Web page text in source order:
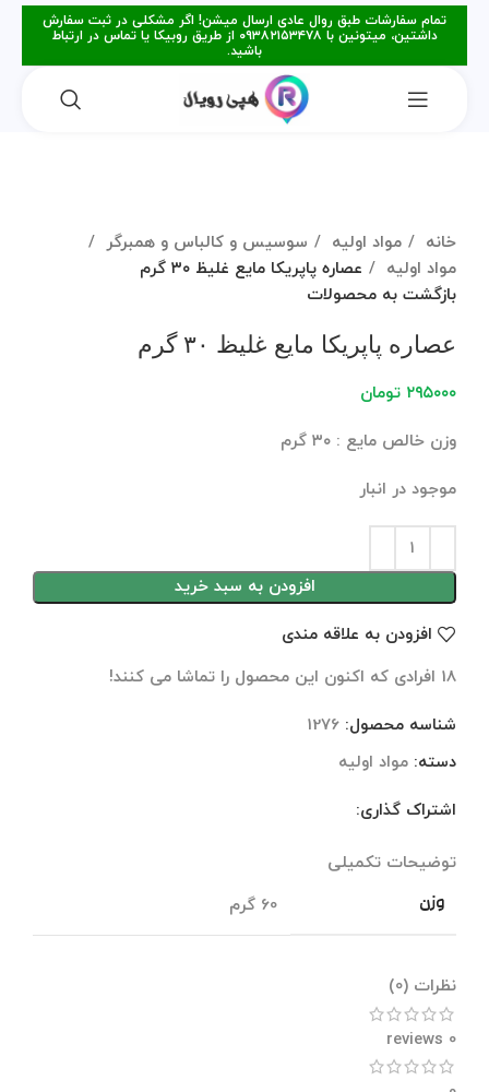
تمام سفارشات طبق روال عادی ارسال میشن! اگر مشکلی در ثبت سفارش
داشتین، میتونین با ۰۹۳۸۲۱۵۳۴۷۸ از طریق روبیکا یا تماس در ارتباط
باشید.
خانه
مواد اولیه
سوسیس و کالباس و همبرگر
مواد اولیه
عصاره پاپریکا مایع غلیظ ۳۰ گرم
بازگشت به محصولات
عصاره پاپریکا مایع غلیظ ۳۰ گرم
۲۹۵۰۰۰ تومان
وزن خالص مایع : ۳۰ گرم
موجود در انبار
افزودن به سبد خرید
افزودن به علاقه مندی
18 افرادی که اکنون این محصول را تماشا می کنند!
شناسه محصول: 1276
دسته: مواد اولیه
اشتراک گذاری:
توضیحات تکمیلی
وزن
60 گرم
نظرات (0)
0 reviews